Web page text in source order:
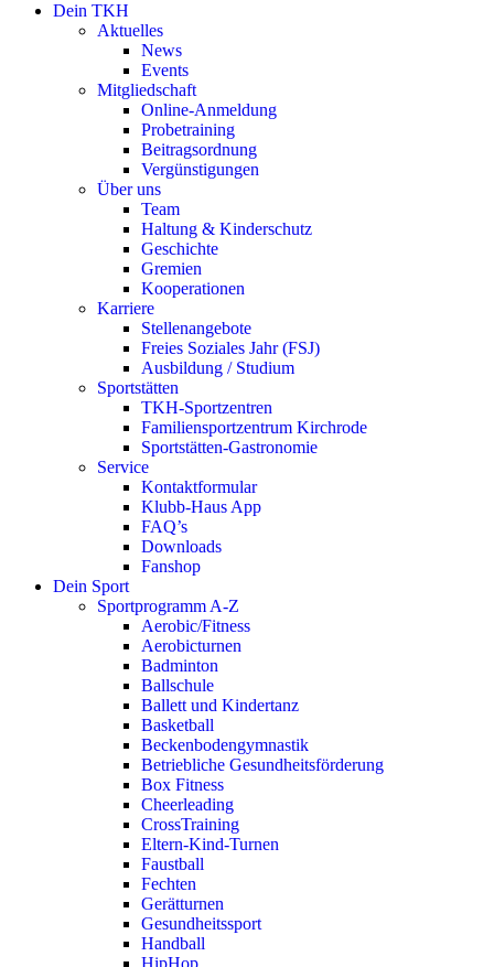
Dein TKH
Aktuelles
News
Events
Mitgliedschaft
Online-Anmeldung
Probetraining
Beitragsordnung
Vergünstigungen
Über uns
Team
Haltung & Kinderschutz
Geschichte
Gremien
Kooperationen
Karriere
Stellenangebote
Freies Soziales Jahr (FSJ)
Ausbildung / Studium
Sportstätten
TKH-Sportzentren
Familiensportzentrum Kirchrode
Sportstätten-Gastronomie
Service
Kontaktformular
Klubb-Haus App
FAQ’s
Downloads
Fanshop
Dein Sport
Sportprogramm A-Z
Aerobic/Fitness
Aerobicturnen
Badminton
Ballschule
Ballett und Kindertanz
Basketball
Beckenbodengymnastik
Betriebliche Gesundheitsförderung
Box Fitness
Cheerleading
CrossTraining
Eltern-Kind-Turnen
Faustball
Fechten
Gerätturnen
Gesundheitssport
Handball
HipHop